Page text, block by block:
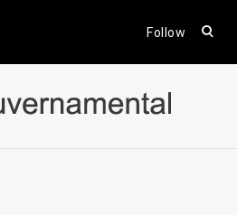
Follow
open
form